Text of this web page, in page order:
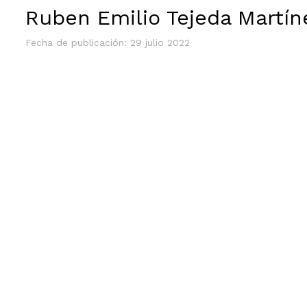
Ruben Emilio Tejeda
Fecha de publicación: 29 julio 2022